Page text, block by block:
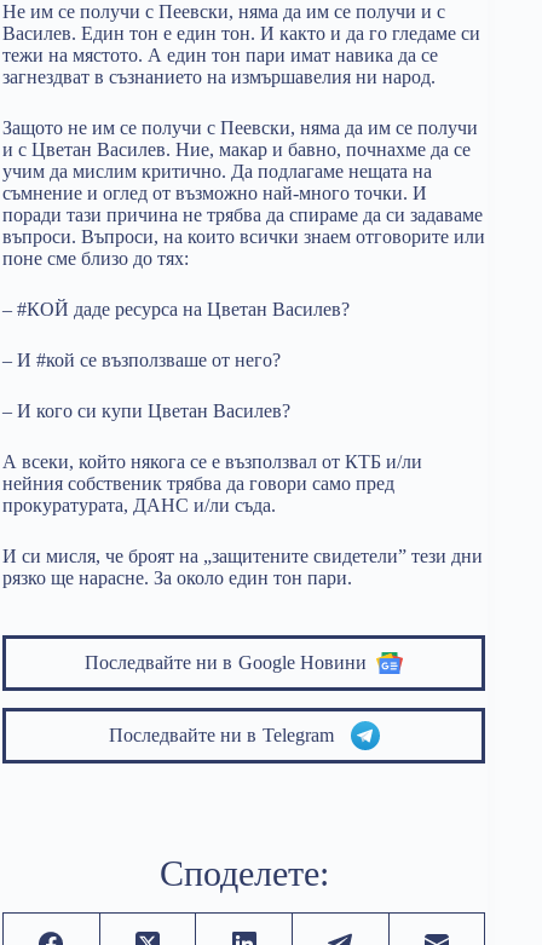
Не им се получи с Пеевски, няма да им се получи и с
Василев. Един тон е един тон. И както и да го гледаме си
тежи на мястото. А един тон пари имат навика да се
загнездват в съзнанието на измършавелия ни народ.
Защото не им се получи с Пеевски, няма да им се получи
и с Цветан Василев. Ние, макар и бавно, почнахме да се
учим да мислим критично. Да подлагаме нещата на
съмнение и оглед от възможно най-много точки. И
поради тази причина не трябва да спираме да си задаваме
въпроси. Въпроси, на които всички знаем отговорите или
поне сме близо до тях:
– #КОЙ даде ресурса на Цветан Василев?
– И #кой се възползваше от него?
– И кого си купи Цветан Василев?
А всеки, който някога се е възползвал от КТБ и/ли
нейния собственик трябва да говори само пред
прокуратурата, ДАНС и/ли съда.
И си мисля, че броят на „защитените свидетели” тези дни
рязко ще нарасне. За около един тон пари.
Последвайте ни в Google Новини
Последвайте ни в Telegram
Споделете: